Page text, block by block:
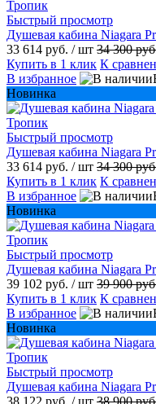
Быстрый просмотр
Душевая кабина Niagara
33 614 руб. / шт 34 300
Купить в 1 клик К
В избранное
Новинка
Быстрый просмотр
Душевая кабина Niagara
33 614 руб. / шт 34 300
Купить в 1 клик К
В избранное
Новинка
Быстрый просмотр
Душевая кабина Niagara
39 102 руб. / шт 39 900
Купить в 1 клик К
В избранное
Новинка
Быстрый просмотр
Душевая кабина Niagara
38 122 руб. / шт 38 900